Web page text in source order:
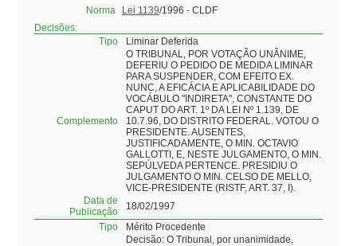
Norma
Lei 1139/1996 - CLDF
Decisões:
Tipo
Liminar Deferida
Complemento
O TRIBUNAL, POR VOTAÇÃO UNÂNIME,
DEFERIU O PEDIDO DE MEDIDA LIMINAR
PARA SUSPENDER, COM EFEITO EX.
NUNC, A EFICÁCIA E APLICABILIDADE DO
VOCÁBULO "INDIRETA", CONSTANTE DO
CAPUT DO ART. 1º DA LEI Nº 1.139, DE
10.7.96, DO DISTRITO FEDERAL. VOTOU O
PRESIDENTE. AUSENTES,
JUSTIFICADAMENTE, O MIN. OCTAVIO
GALLOTTI, E, NESTE JULGAMENTO, O MIN.
SEPÚLVEDA PERTENCE. PRESIDIU O
JULGAMENTO O MIN. CELSO DE MELLO,
VICE-PRESIDENTE (RISTF, ART. 37, I).
Data de
Publicação
18/02/1997
Tipo
Mérito Procedente
Decisão: O Tribunal, por unanimidade,